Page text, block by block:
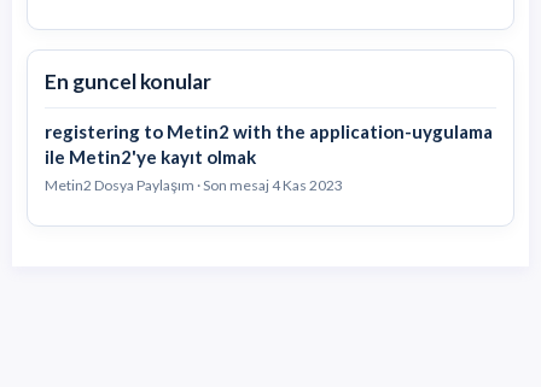
En guncel konular
registering to Metin2 with the application-uygulama
ile Metin2'ye kayıt olmak
Metin2 Dosya Paylaşım · Son mesaj4 Kas 2023